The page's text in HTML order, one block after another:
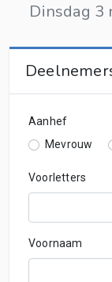
Dinsdag 3
Aanhef
Mevrouw
Voorletters
Voornaam